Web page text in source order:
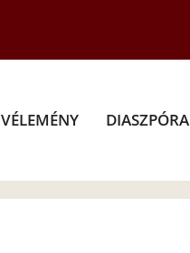
VÉLEMÉNY DIASZPÓRA